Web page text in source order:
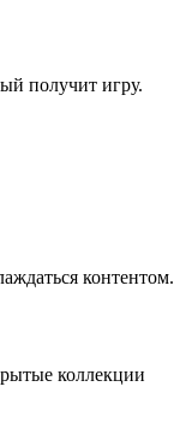
получит игру.
контентом.
коллекции